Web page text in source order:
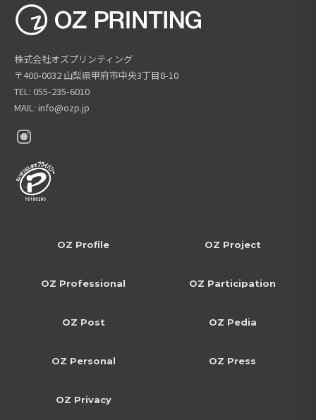
株式会社オズプリンティング
〒400-0032 山梨県甲府市中央3丁目8-10
TEL: 055-235-6010
MAIL: info@ozp.jp
OZ Profile OZ Project
OZ Professional OZ Participation
OZ Post OZ Pedia
OZ Personal OZ Press
OZ Privacy